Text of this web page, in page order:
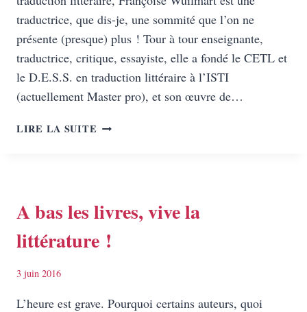
traductrice, que dis-je, une sommité que l’on ne
présente (presque) plus ! Tour à tour enseignante,
traductrice, critique, essayiste, elle a fondé le CETL et
le D.E.S.S. en traduction littéraire à l’ISTI
(actuellement Master pro), et son œuvre de…
LIRE LA SUITE FRANÇOISE
BRUXELLES
A bas les livres, vive la
littérature !
3 juin 2016
L’heure est grave. Pourquoi certains auteurs, quoi